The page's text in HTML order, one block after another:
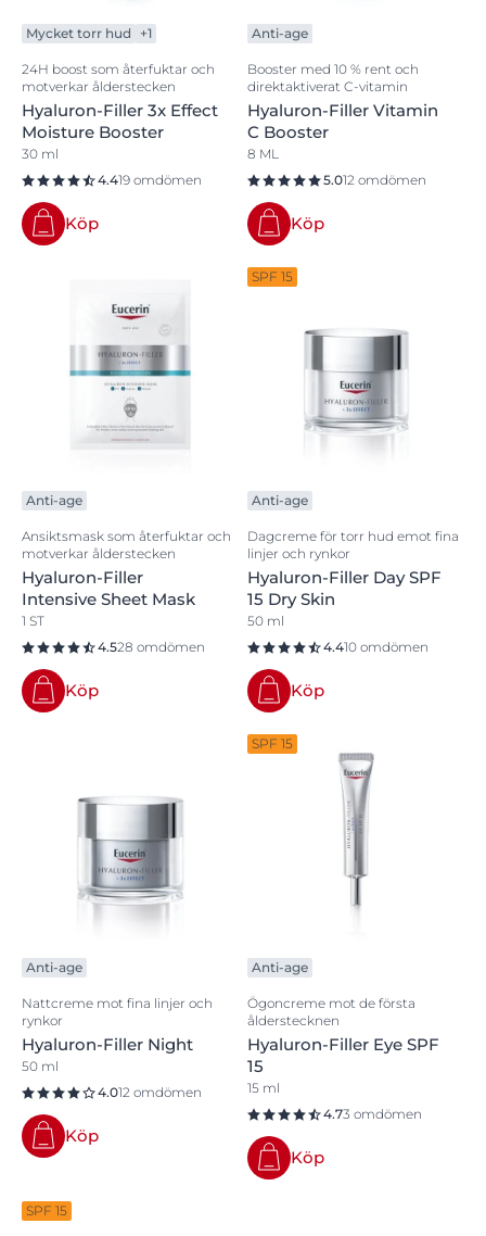
Mycket torr hud +1
24H boost som återfuktar och
motverkar ålderstecken
Hyaluron-Filler 3x Effect
Moisture Booster
30 ml
4.419 omdömen
Köp
Anti-age
Booster med 10 % rent och
direktaktiverat C-vitamin
Hyaluron-Filler Vitamin
C Booster
8 ML
5.012 omdömen
Köp
Anti-age
Ansiktsmask som återfuktar och
motverkar ålderstecken
Hyaluron-Filler
Intensive Sheet Mask
1 ST
4.528 omdömen
Köp
SPF 15
Anti-age
Dagcreme för torr hud emot fina
linjer och rynkor
Hyaluron-Filler Day SPF
15 Dry Skin
50 ml
4.410 omdömen
Köp
Anti-age
Nattcreme mot fina linjer och
rynkor
Hyaluron-Filler Night
50 ml
4.012 omdömen
Köp
SPF 15
Anti-age
Ögoncreme mot de första
ålderstecknen
Hyaluron-Filler Eye SPF
15
15 ml
4.73 omdömen
Köp
SPF 15